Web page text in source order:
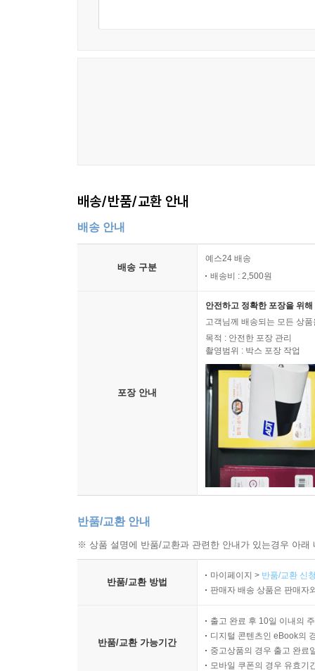
배송/반품/교환 안내
배송 안내
배송 구분
예스24 배송
배송비 : 2,500원
포장 안내
안전하고 정확한 포장을 위
고객님께 배송되는 모든 상
목적 : 안전한 포장 관리
촬영범위 : 박스 포장 작업
반품/교환 안내
※ 상품 설명에 반품/교환과 관련한 안내가 있는경우 아
반품/교환 방법
마이페이지 > 반품/교환 신
판매자 배송 상품은 판매자
반품/교환 가능기간
출고 완료 후 10일 이내의
디지털 콘텐츠인 eBook의
중고상품의 경우 출고 완료
모바일 쿠폰의 경우 유효기